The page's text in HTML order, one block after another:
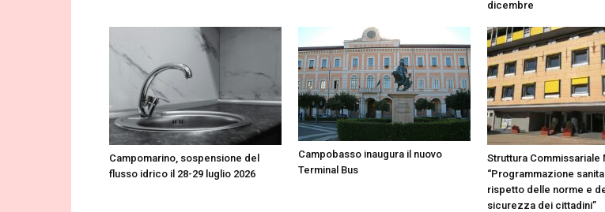
dicembre
Campomarino, sospensione del
flusso idrico il 28-29 luglio 2026
Campobasso inaugura il nuovo
Terminal Bus
Struttura Commissariale
“Programmazione
rispetto delle norme e
sicurezza dei cittadini”